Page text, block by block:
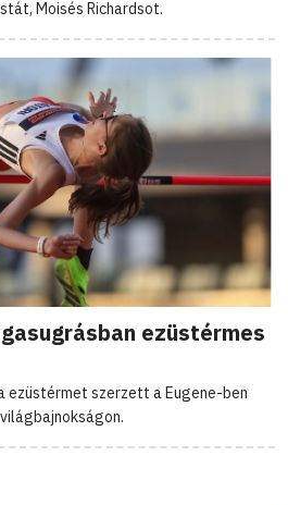
Moisés Richardsot.
ezüstérmes
ezüstérmet szerzett a Eugene-ben